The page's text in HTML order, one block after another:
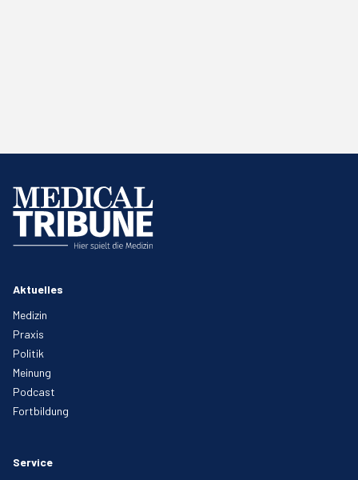
Aktuelles
Medizin
Praxis
Politik
Meinung
Podcast
Fortbildung
Service